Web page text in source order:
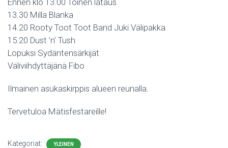
Ennen klo 13.00 Toinen lataus
13.30 Milla Blanka
14.20 Rooty Toot Toot Band Juki Välipakka
15.20 Dust ’n’ Tush
Lopuksi Sydäntensärkijät
Väliviihdyttäjänä Fibo
Ilmainen asukaskirppis alueen reunalla.
Tervetuloa Mätisfestareille!
Kategoriat: YLEINEN